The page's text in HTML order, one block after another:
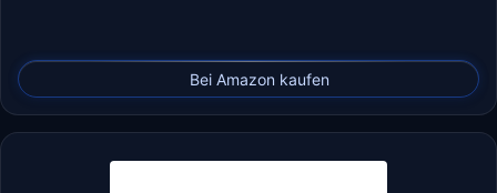
Bei Amazon kaufen